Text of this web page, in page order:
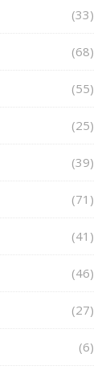
(33)
(68)
(55)
(25)
(39)
(71)
(41)
(46)
(27)
(6)